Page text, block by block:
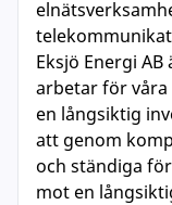
Eksjö Energi
arbetar för våra
en långsiktig
att genom
och ständiga
mot en